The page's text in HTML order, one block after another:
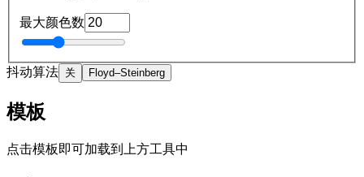
最大颜色数
抖动算法 关 Floyd–Steinberg
模板
点击模板即可加载到上方工具中